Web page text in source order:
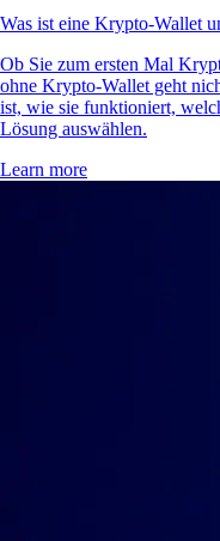
Was ist eine Krypto-Wallet
Ob Sie zum ersten Mal
ohne Krypto-Wallet geht
ist, wie sie funktioniert,
Lösung auswählen.
Learn more